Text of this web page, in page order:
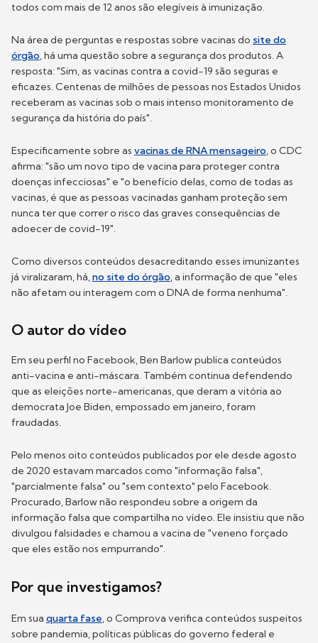
todos com mais de 12 anos são elegíveis à imunização.
Na área de perguntas e respostas sobre vacinas do site do
órgão, há uma questão sobre a segurança dos produtos. A
resposta: "Sim, as vacinas contra a covid-19 são seguras e
eficazes. Centenas de milhões de pessoas nos Estados Unidos
receberam as vacinas sob o mais intenso monitoramento de
segurança da história do país".
Especificamente sobre as vacinas de RNA mensageiro, o CDC
afirma: "são um novo tipo de vacina para proteger contra
doenças infecciosas" e "o benefício delas, como de todas as
vacinas, é que as pessoas vacinadas ganham proteção sem
nunca ter que correr o risco das graves consequências de
adoecer de covid-19".
Como diversos conteúdos desacreditando esses imunizantes
já viralizaram, há,no site do órgão, a informação de que "eles
não afetam ou interagem com o DNA de forma nenhuma".
O autor do vídeo
Em seu perfil no Facebook, Ben Barlow publica conteúdos
anti-vacina e anti-máscara. Também continua defendendo
que as eleições norte-americanas, que deram a vitória ao
democrata Joe Biden, empossado em janeiro, foram
fraudadas.
Pelo menos oito conteúdos publicados por ele desde agosto
de 2020 estavam marcados como "informação falsa",
"parcialmente falsa" ou "sem contexto" pelo Facebook.
Procurado, Barlow não respondeu sobre a origem da
informação falsa que compartilha no vídeo. Ele insistiu que não
divulgou falsidades e chamou a vacina de "veneno forçado
que eles estão nos empurrando".
Por que investigamos?
Em sua quarta fase, o Comprova verifica conteúdos suspeitos
sobre pandemia, políticas públicas do governo federal e